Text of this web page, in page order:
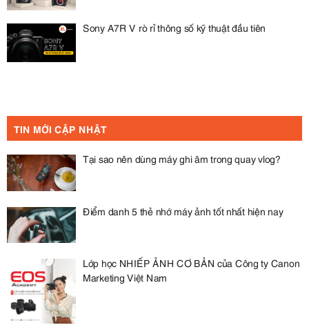
Sony A7R V rò rỉ thông số kỹ thuật đầu tiên
TIN MỚI CẬP NHẬT
Tại sao nên dùng máy ghi âm trong quay vlog?
Điểm danh 5 thẻ nhớ máy ảnh tốt nhất hiện nay
Lớp học NHIẾP ẢNH CƠ BẢN của Công ty Canon
Marketing Việt Nam